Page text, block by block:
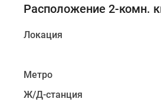
Расположение 2-комн.
Локация
Метро
Ж/Д-станция